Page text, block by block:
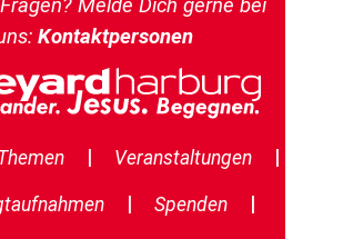
Melde Dich gerne bei
Kontaktpersonen
| Veranstaltungen |
| Spenden |